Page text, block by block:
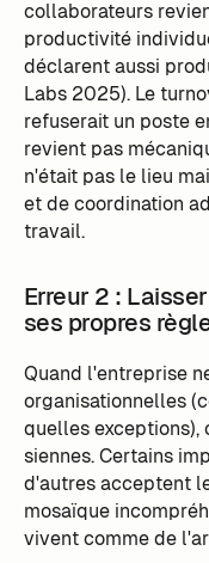
collaborateurs
productivité
déclarent aussi
Labs 2025). Le
refuserait un poste
revient pas
n'était pas le lieu
et de coordination
travail.
Erreur 2 :
ses propres
Quand l'entreprise
organisationnelles
quelles exceptions),
siennes. Certains
d'autres acceptent
mosaïque
vivent comme de